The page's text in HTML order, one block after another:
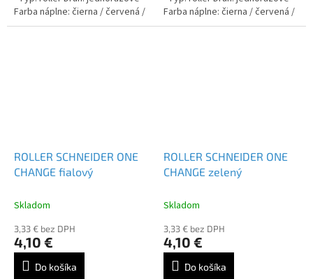
Farba náplne: čierna / červená /
modrá / zelená / lilac
Farba náplne: čierna / červená /
modrá / zelená / lilac
ROLLER SCHNEIDER ONE
CHANGE fialový
Skladom
3,33 € bez DPH
4,10 €
Do košíka
ROLLER SCHNEIDER ONE
CHANGE zelený
Skladom
3,33 € bez DPH
4,10 €
Do košíka